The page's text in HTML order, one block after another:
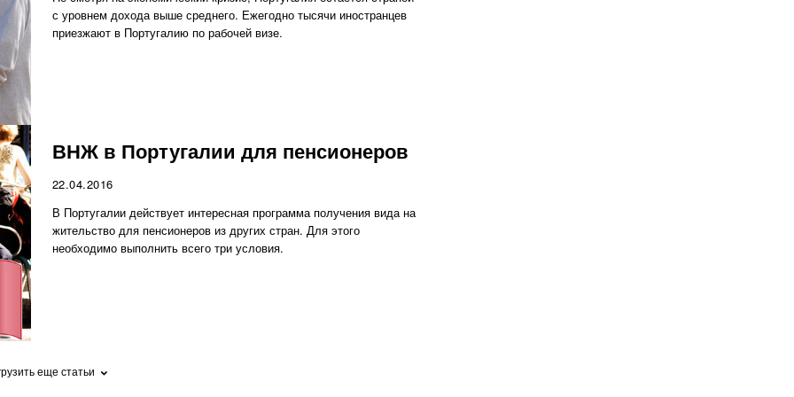
с уровнем дохода выше среднего. Ежегодно тысячи иностранцев
приезжают в Португалию по рабочей визе.
ВНЖ в Португалии для пенсионеров
22.04.2016
В Португалии действует интересная программа получения вида на
жительство для пенсионеров из других стран. Для этого
необходимо выполнить всего три условия.
еще статьи